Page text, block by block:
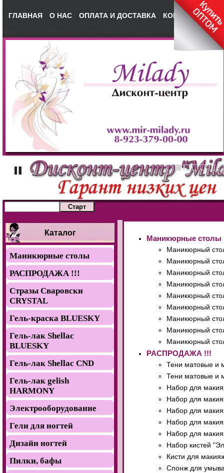
ГЛАВНАЯ О НАС ОПЛАТА И ДОСТАВКА КОНТАКТЫ
Каталог
Маникюрные столы
РАСПРОДАЖА !!!
Стразы Сваровски
CRYSTAL
Гель-краска BLUESKY
Гель-лак Shellac
BLUESKY
Гель-лак Shellac CND
Гель-лак gelish
HARMONY
Электрооборудование
Гели для ногтей
Дизайн ногтей
Пилки, бафы
Маникюрные столы
Маникюрный
Маникюрный
Маникюрный
Маникюрный
Маникюрный
Маникюрный
Маникюрный
Маникюрный
Маникюрный
РАСПРОДАЖА !!!
Тени матовые и
Тени матовые и
Набор для
Набор для
Набор для
Набор для
Набор для
Набор кистей
Кисти для
Спонж для